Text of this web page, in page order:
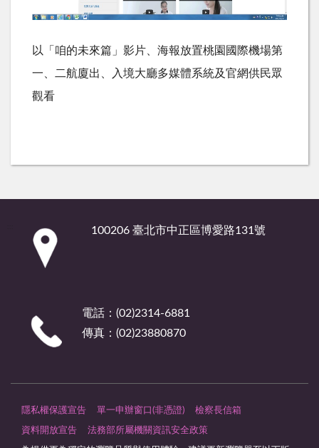
以「咱的未來篇」影片、海報放置桃園國際機場第
一、二航廈出、入境大廳多媒體系統及官網供民眾
觀看
100206 臺北市中正區博愛路131號
電話：(02)2314-6881
傳真：(02)23880870
隱私權保護宣告 單一申辦窗口(非憑證) 檢察長信箱
資料開放宣告 法務部所屬機關資訊安全政策